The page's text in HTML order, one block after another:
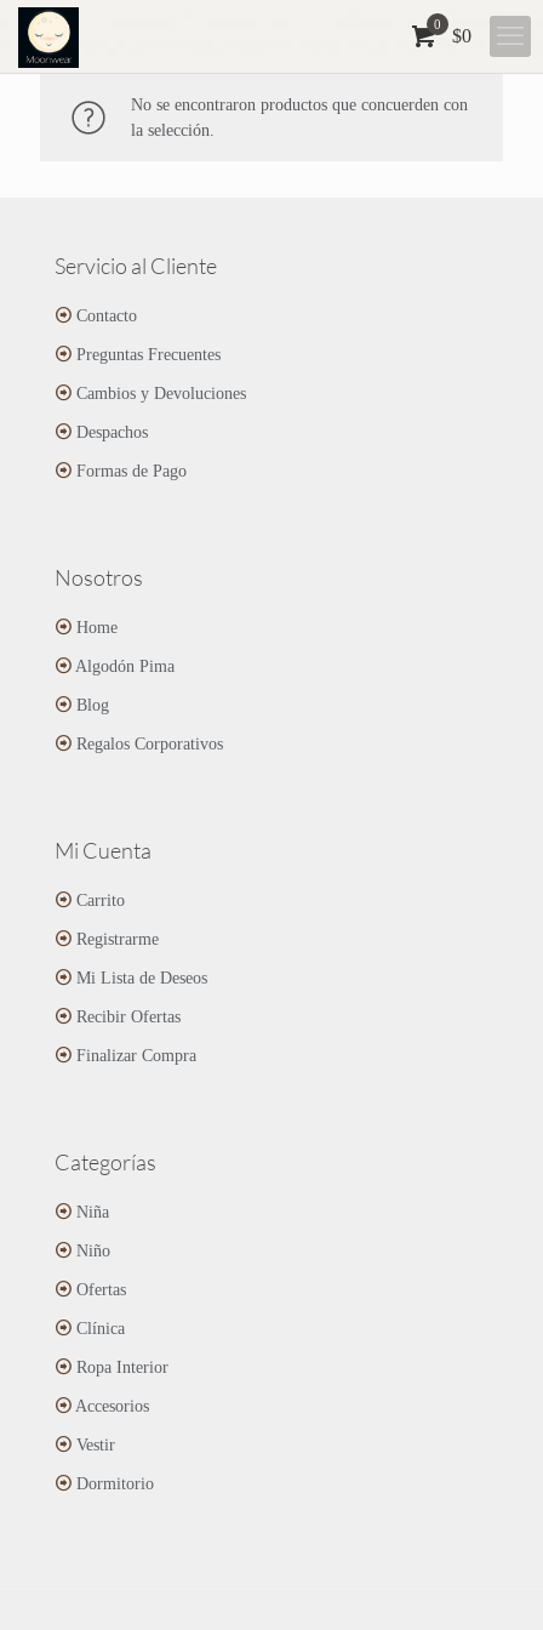
0
$0
No se encontraron productos que concuerden con
la selección.
Servicio al Cliente
Contacto
Preguntas Frecuentes
Cambios y Devoluciones
Despachos
Formas de Pago
Nosotros
Home
Algodón Pima
Blog
Regalos Corporativos
Mi Cuenta
Carrito
Registrarme
Mi Lista de Deseos
Recibir Ofertas
Finalizar Compra
Categorías
Niña
Niño
Ofertas
Clínica
Ropa Interior
Accesorios
Vestir
Dormitorio